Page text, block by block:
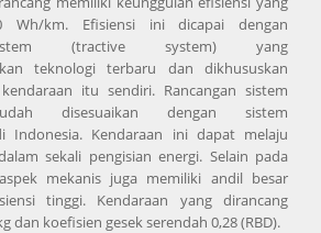
Wh/km. Efisiensi ini dicapai dengan
(tractive system) yang
teknologi terbaru dan dikhususkan
itu sendiri. Rancangan sistem
disesuaikan dengan sistem
Indonesia. Kendaraan ini dapat melaju
sekali pengisian energi. Selain pada
mekanis juga memiliki andil besar
tinggi. Kendaraan yang dirancang
dan koefisien gesek serendah 0,28 (RBD).